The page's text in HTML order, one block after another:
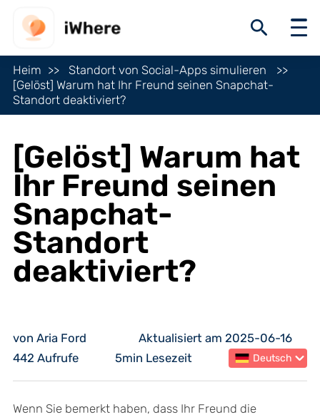
Heim
Standort von Social-Apps simulieren
[Gelöst] Warum hat Ihr Freund seinen Snapchat-
Standort deaktiviert?
[Gelöst] Warum hat
Ihr Freund seinen
Snapchat-
Standort
deaktiviert?
von Aria Ford
Aktualisiert am 2025-06-16
442 Aufrufe
5min Lesezeit Deutsch
Wenn Sie bemerkt haben, dass Ihr Freund die